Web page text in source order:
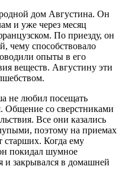
дом Августина. Он
и уже через месяц
По приезду, он
чему способствовало
опыты в его
веществ. Августину эти
не любил посещать
Общение со сверстниками
Все они казались
поэтому на приемах
старших. Когда ему
покидал шумное
и закрывался в домашней